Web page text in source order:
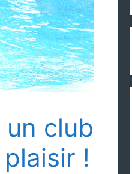
club
!